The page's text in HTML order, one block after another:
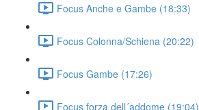
Focus Anche e Gambe (18:33)
Focus Colonna/Schiena (20:22)
Focus Gambe (17:26)
Focus forza dell´addome (19:04)